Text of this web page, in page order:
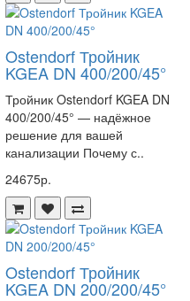
Ostendorf Тройник
KGEA DN 400/200/45°
Тройник Ostendorf KGEA DN
400/200/45° — надёжное
решение для вашей
канализации Почему с..
24675р.
Ostendorf Тройник
KGEA DN 200/200/45°